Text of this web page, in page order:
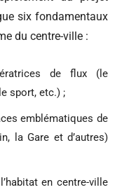
six fondamentaux
du centre-ville :
de flux (le
sport, etc.) ;
emblématiques de
la Gare et d’autres)
en centre-ville